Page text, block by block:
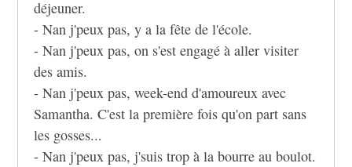
déjeuner.
- Nan j'peux pas, y a la fête de l'école.
- Nan j'peux pas, on s'est engagé à aller visiter
des amis.
- Nan j'peux pas, week-end d'amoureux avec
Samantha. C'est la première fois qu'on part sans
les gosses...
- Nan j'peux pas, j'suis trop à la bourre au boulot.